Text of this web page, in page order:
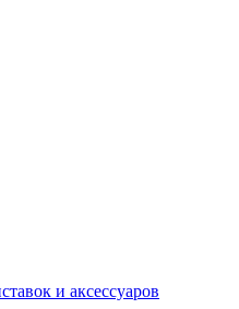
и аксессуаров